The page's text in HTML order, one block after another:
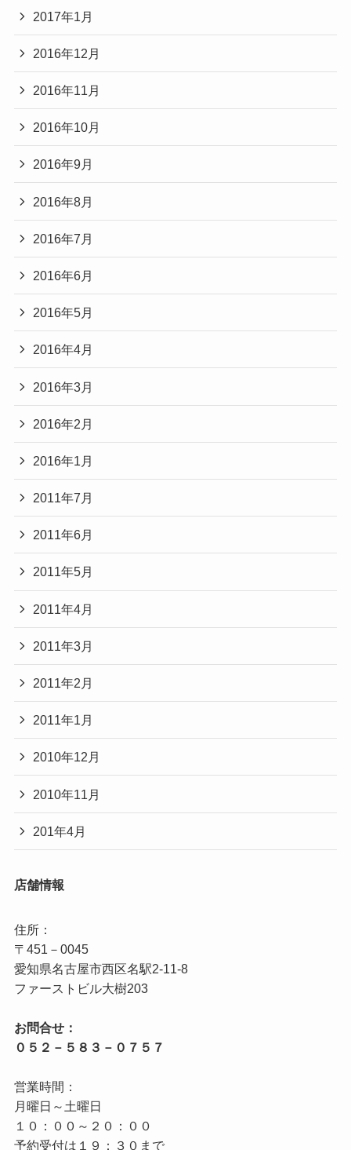
2017年1月
2016年12月
2016年11月
2016年10月
2016年9月
2016年8月
2016年7月
2016年6月
2016年5月
2016年4月
2016年3月
2016年2月
2016年1月
2011年7月
2011年6月
2011年5月
2011年4月
2011年3月
2011年2月
2011年1月
2010年12月
2010年11月
201年4月
店舗情報
住所：
〒451－0045
愛知県名古屋市西区名駅2‐11‐8
ファーストビル大樹203
お問合せ：
営業時間：
月曜日～土曜日
１０：００～２０：００
予約受付は１９：３０まで